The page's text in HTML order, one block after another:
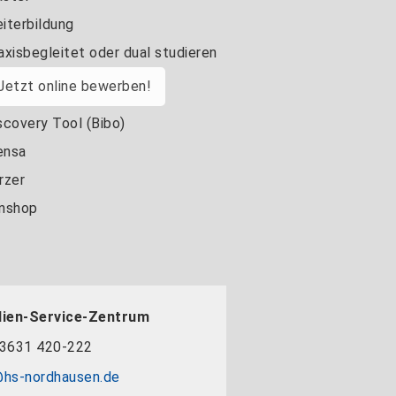
oder dual studieren
online bewerben!
Tool (Bibo)
Service-Zentrum
420-222
nordhausen.de